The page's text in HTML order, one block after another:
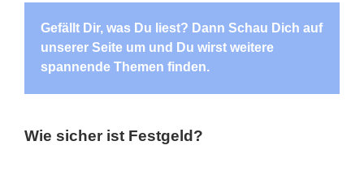
Gefällt Dir, was Du liest? Dann Schau Dich auf
unserer Seite um und Du wirst weitere
spannende Themen finden.
Wie sicher ist Festgeld?